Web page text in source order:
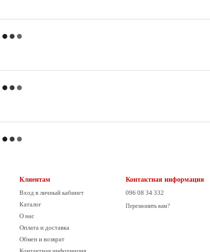
Клиентам
Вход в личный кабинет
Каталог
О нас
Оплата и доставка
Обмен и возврат
Контактная информация
096 08 34 332
Перезвонить вам?